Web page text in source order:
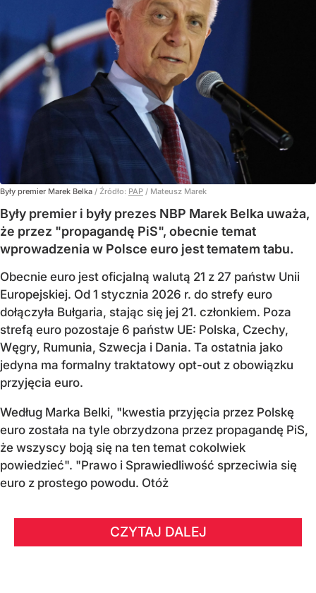
Były premier Marek Belka / Źródło: PAP / Mateusz Marek
Były premier i były prezes NBP Marek Belka uważa,
że przez "propagandę PiS", obecnie temat
wprowadzenia w Polsce euro jest tematem tabu.
Obecnie euro jest oficjalną walutą 21 z 27 państw Unii
Europejskiej. Od 1 stycznia 2026 r. do strefy euro
dołączyła Bułgaria, stając się jej 21. członkiem. Poza
strefą euro pozostaje 6 państw UE: Polska, Czechy,
Węgry, Rumunia, Szwecja i Dania. Ta ostatnia jako
jedyna ma formalny traktatowy opt-out z obowiązku
przyjęcia euro.
Według Marka Belki, "kwestia przyjęcia przez Polskę
euro została na tyle obrzydzona przez propagandę PiS,
że wszyscy boją się na ten temat cokolwiek
powiedzieć". "Prawo i Sprawiedliwość sprzeciwia się
euro z prostego powodu. Otóż
CZYTAJ DALEJ